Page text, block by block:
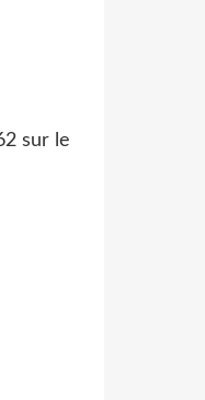
sur le